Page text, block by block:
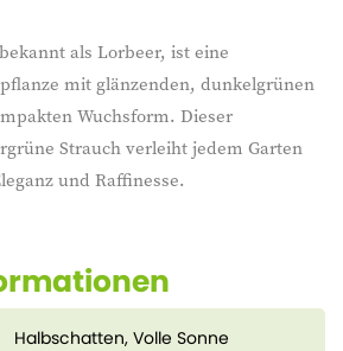
als Lorbeer, ist eine
mit glänzenden, dunkelgrünen
Wuchsform. Dieser
Strauch verleiht jedem Garten
und Raffinesse.
Halbschatten, Volle Sonne